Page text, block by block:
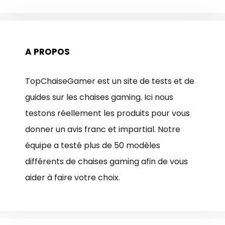
A PROPOS
TopChaiseGamer est un site de tests et de
guides sur les chaises gaming. Ici nous
testons réellement les produits pour vous
donner un avis franc et impartial. Notre
équipe a testé plus de 50 modèles
différents de chaises gaming afin de vous
aider à faire votre choix.